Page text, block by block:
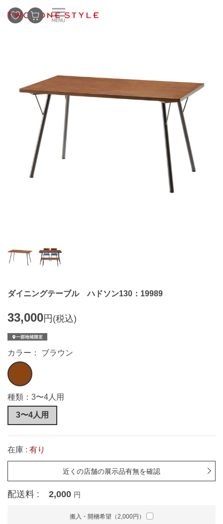
ダイニングテーブル ハドソン130：19989
33,000円 (税込)
カラー： ブラウン
種類：3〜4人用
3〜4人用
在庫 : 有り
近くの店舗の展示品有無を確認
配送料 : 2,000 円
搬入・開梱希望（2,000円）